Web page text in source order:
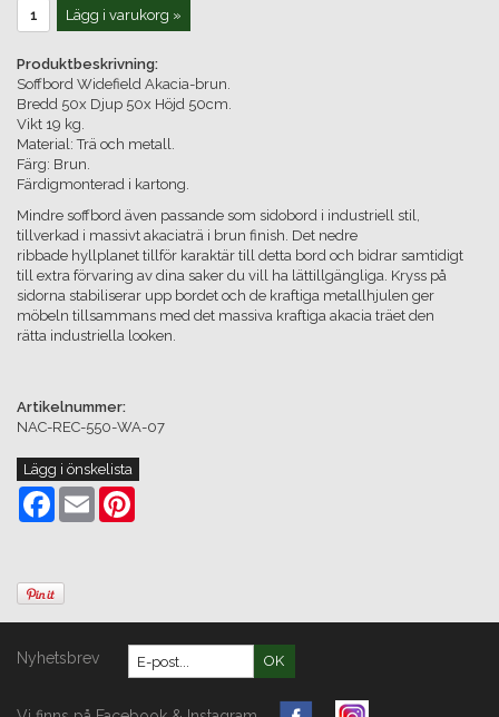
Lägg i varukorg »
Produktbeskrivning:
Soffbord Widefield Akacia-brun.
Bredd 50x Djup 50x Höjd 50cm.
Vikt 19 kg.
Material: Trä och metall.
Färg: Brun.
Färdigmonterad i kartong.
Mindre soffbord även passande som sidobord i industriell stil,
tillverkad i massivt akaciaträ i brun finish. Det nedre
ribbade hyllplanet tillför karaktär till detta bord och bidrar samtidigt
till extra förvaring av dina saker du vill ha lättillgängliga. Kryss på
sidorna stabiliserar upp bordet och de kraftiga metallhjulen ger
möbeln tillsammans med det massiva kraftiga akacia träet den
rätta industriella looken.
Artikelnummer:
NAC-REC-550-WA-07
Lägg i önskelista
Facebook
Email
Nyhetsbrev OK